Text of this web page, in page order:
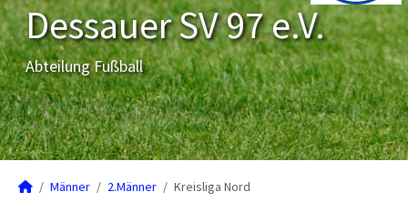
Dessauer SV 97 e.V.
Abteilung Fußball
Männer 2.Männer Kreisliga Nord